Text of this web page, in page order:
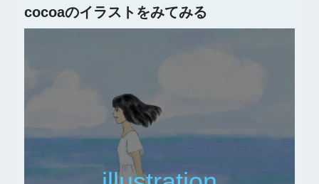
cocoaのイラストをみてみる